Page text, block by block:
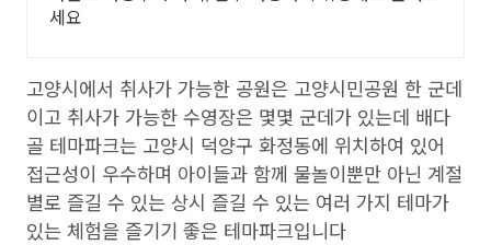
세요
고양시에서 취사가 가능한 공원은 고양시민공원 한 군데
이고 취사가 가능한 수영장은 몇몇 군데가 있는데 배다
골 테마파크는 고양시 덕양구 화정동에 위치하여 있어
접근성이 우수하며 아이들과 함께 물놀이뿐만 아닌 계절
별로 즐길 수 있는 상시 즐길 수 있는 여러 가지 테마가
있는 체험을 즐기기 좋은 테마파크입니다